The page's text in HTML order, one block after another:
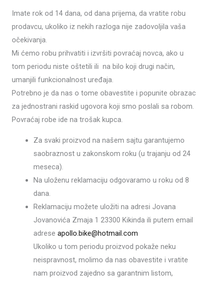
Imate rok od 14 dana, od dana prijema, da vratite robu
prodavcu, ukoliko iz nekih razloga nije zadovoljila vaša
očekivanja.
Mi ćemo robu prihvatiti i izvršiti povraćaj novca, ako u
tom periodu niste oštetili ili na bilo koji drugi način,
umanjili funkcionalnost uređaja.
Potrebno je da nas o tome obavestite i popunite obrazac
za jednostrani raskid ugovora koji smo poslali sa robom.
Povraćaj robe ide na trošak kupca.
Za svaki proizvod na našem sajtu garantujemo
saobraznost u zakonskom roku (u trajanju od 24
meseca).
Na uloženu reklamaciju odgovaramo u roku od 8
dana.
Reklamaciju možete uložiti na adresi Jovana
Jovanovića Zmaja 1 23300 Kikinda ili putem email
adrese apollo.bike@hotmail.com
Ukoliko u tom periodu proizvod pokaže neku
neispravnost, molimo da nas obavestite i vratite
nam proizvod zajedno sa garantnim listom,